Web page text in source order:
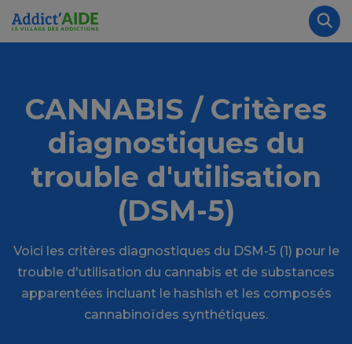
Aller au contenu principal
CANNABIS / Critères
diagnostiques du
trouble d'utilisation
(DSM-5)
Voici les critères diagnostiques du DSM-5 (1) pour le
trouble d'utilisation du cannabis et de substances
apparentées incluant le hashish et les composés
cannabinoïdes synthétiques.
Panneau de gestion des cookies